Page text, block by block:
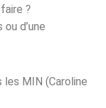
?
d’une
les MIN (Caroline